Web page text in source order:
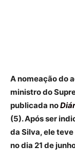
A nomeação do
ministro do
publicada no
(5). Após ser
da Silva, ele
no dia 21 de